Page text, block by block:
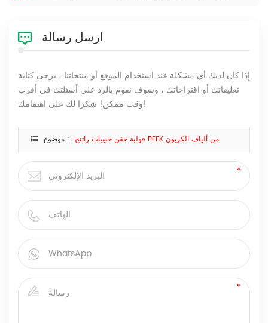
ارسل رسالة
إذا كان لديك أي مشكلة عند استخدام الموقع أو منتجاتنا ، يرجى كتابة
تعليقاتك أو اقتراحاتك ، وسوف نقوم بالرد على أسئلتك في أقرب
وقت ممكن! شكرا لك على اهتمامك!
موضوع : قولبة حقن حبيبات راتنج PEEK من ألياف الكربون